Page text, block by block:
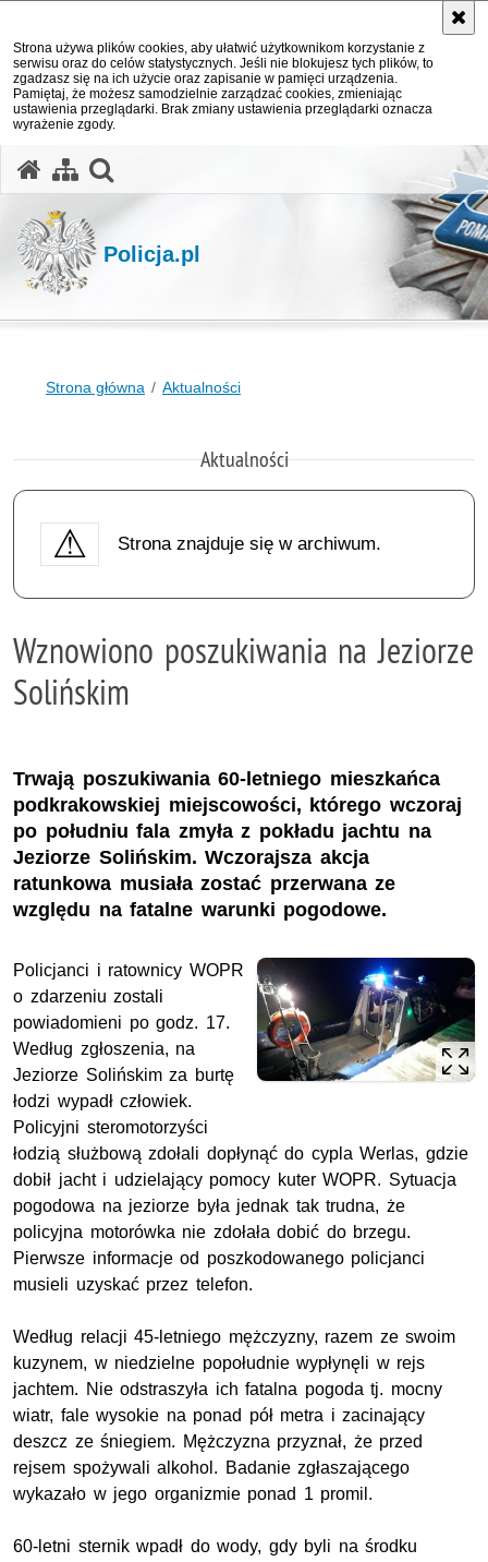
Strona używa plików cookies, aby ułatwić użytkownikom korzystanie z
serwisu oraz do celów statystycznych. Jeśli nie blokujesz tych plików, to
zgadzasz się na ich użycie oraz zapisanie w pamięci urządzenia.
Pamiętaj, że możesz samodzielnie zarządzać cookies, zmieniając
ustawienia przeglądarki. Brak zmiany ustawienia przeglądarki oznacza
wyrażenie zgody.
Policja.pl
Strona główna Aktualności
Aktualności
Strona znajduje się w archiwum.
Wznowiono poszukiwania na Jeziorze
Solińskim
Trwają poszukiwania 60-letniego mieszkańca
podkrakowskiej miejscowości, którego wczoraj
po południu fala zmyła z pokładu jachtu na
Jeziorze Solińskim. Wczorajsza akcja
ratunkowa musiała zostać przerwana ze
względu na fatalne warunki pogodowe.
Policjanci i ratownicy WOPR
o zdarzeniu zostali
powiadomieni po godz. 17.
Według zgłoszenia, na
Jeziorze Solińskim za burtę
łodzi wypadł człowiek.
Policyjni steromotorzyści
łodzią służbową zdołali dopłynąć do cypla Werlas, gdzie
dobił jacht i udzielający pomocy kuter WOPR. Sytuacja
pogodowa na jeziorze była jednak tak trudna, że
policyjna motorówka nie zdołała dobić do brzegu.
Pierwsze informacje od poszkodowanego policjanci
musieli uzyskać przez telefon.
Według relacji 45-letniego mężczyzny, razem ze swoim
kuzynem, w niedzielne popołudnie wypłynęli w rejs
jachtem. Nie odstraszyła ich fatalna pogoda tj. mocny
wiatr, fale wysokie na ponad pół metra i zacinający
deszcz ze śniegiem. Mężczyzna przyznał, że przed
rejsem spożywali alkohol. Badanie zgłaszającego
wykazało w jego organizmie ponad 1 promil.
60-letni sternik wpadł do wody, gdy byli na środku